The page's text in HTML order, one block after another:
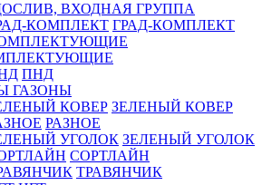
ВХОДНАЯ ГРУППА
ГРАД-КОМПЛЕКТ
ПНД
ГАЗОНЫ
ЗЕЛЕНЫЙ КОВЕР
РАЗНОЕ
ЗЕЛЕНЫЙ УГОЛОК
СОРТЛАЙН
ТРАВЯНЧИК